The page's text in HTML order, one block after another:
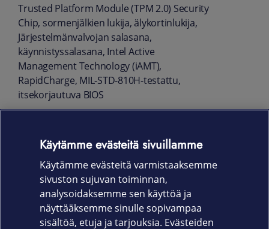
Trusted Platform Module (TPM 2.0) Security
Chip, sormenjälkien lukija, älykortinlukija,
Järjestelmänvalvojan salasana,
käynnistyssalasana, Intel Active
Management Technology (iAMT),
RapidCharge, MIL-STD-810H-testattu,
itsekorjautuva BIOS
37.54 cm x 25.23 cm x 3.145 cm
n. 2.8 kg
Takuu
Kolmen vuoden onsite-takuu
Käytämme evästeitä sivuillamme
Käytämme evästeitä varmistaaksemme
sivuston sujuvan toiminnan,
analysoidaksemme sen käyttöä ja
näyttääksemme sinulle sopivampaa
sisältöä, etuja ja tarjouksia. Evästeiden